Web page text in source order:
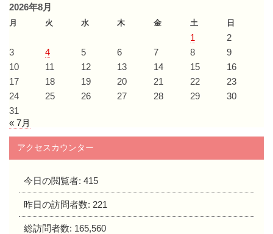
2026年8月
月 火 水 木 金 土 日
1
2
3
4 5 6 7 8
9
10
11 12 13 14 15
16
17
18 19 20 21 22
23
24
25 26 27 28 29
30
31
« 7月
アクセスカウンター
今日の閲覧者:415
昨日の訪問者数: 221
総訪問者数: 165,560